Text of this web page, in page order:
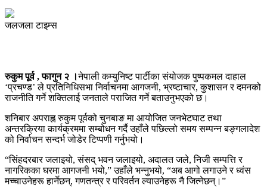
जलजला टाइम्स
रुकुम पूर्व, फागुन २ ।नेपाली कम्युनिष्ट पार्टीका संयोजकपुष्पकमल दाहाल
‘प्रचण्ड’ ले प्रतिनिधिसभा निर्वाचनमा आगजनी, भ्रष्टाचार, कुशासन र दमनको
राजनीति गर्ने शक्तिलाई जनताले पराजित गर्ने बताउनुभएको छ।
शनिबार अपराह्न रुकुम पूर्वकोचुनबाङमा आयोजित जनभेटघाट तथा
अन्तरक्रिया कार्यक्रममा सम्बोधन गर्दै उहाँले पछिल्लो समय सम्पन्नबङ्गलादेश
को निर्वाचन सन्दर्भ जोडेर टिप्पणी गर्नुभयो।
“सिंहदरबारजलाइयो, संसद् भवन जलाइयो, अदालत जले, निजी सम्पत्ति र
नागरिकका घरमा आगजनी भयो,” उहाँले भन्नुभयो, “अब आगो लगाउने र ध्वंस
मच्चाउनेहरू हार्नेछन्, गणतन्त्र र परिवर्तन ल्याउनेहरू नै जित्नेछन्।”